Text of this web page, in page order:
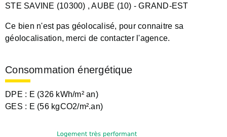
STE SAVINE (10300) , AUBE (10) - GRAND-EST
Ce bien n'est pas géolocalisé, pour connaitre sa
géolocalisation, merci de contacter l'agence.
Consommation énergétique
DPE : E (326 kWh/m² an)
GES : E (56 kgCO2/m².an)